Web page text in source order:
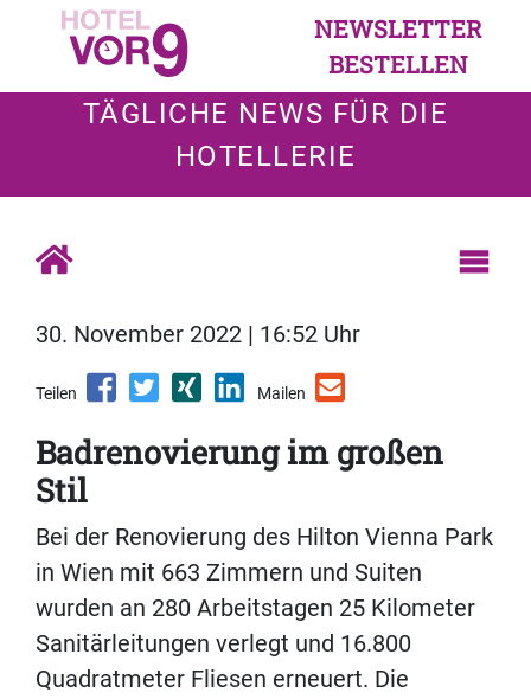
NEWSLETTER
BESTELLEN
TÄGLICHE NEWS FÜR DIE
HOTELLERIE
30. November 2022 | 16:52 Uhr
Teilen Mailen
Badrenovierung im großen
Stil
Bei der Renovierung des Hilton Vienna Park
in Wien mit 663 Zimmern und Suiten
wurden an 280 Arbeitstagen 25 Kilometer
Sanitärleitungen verlegt und 16.800
Quadratmeter Fliesen erneuert. Die